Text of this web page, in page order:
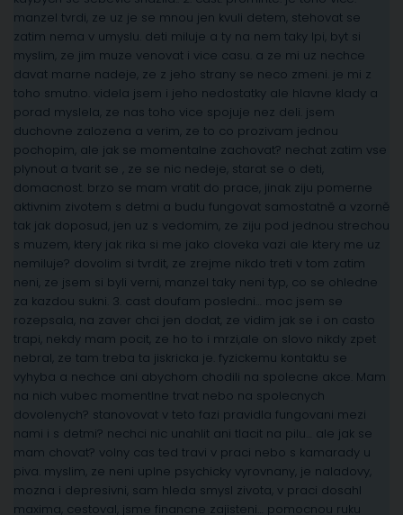
manzel tvrdi, ze uz je se mnou jen kvuli detem, stehovat se
zatim nema v umyslu. deti miluje a ty na nem taky lpi, byt si
myslim, ze jim muze venovat i vice casu. a ze mi uz nechce
davat marne nadeje, ze z jeho strany se neco zmeni. je mi z
toho smutno. videla jsem i jeho nedostatky ale hlavne klady a
porad myslela, ze nas toho vice spojuje nez deli. jsem
duchovne zalozena a verim, ze to co prozivam jednou
pochopim, ale jak se momentalne zachovat? nechat zatim vse
plynout a tvarit se , ze se nic nedeje, starat se o deti,
domacnost. brzo se mam vratit do prace, jinak ziju pomerne
aktivnim zivotem s detmi a budu fungovat samostatně a vzorně
tak jak doposud, jen uz s vedomim, ze ziju pod jednou strechou
s muzem, ktery jak rika si me jako cloveka vazi ale ktery me uz
nemiluje? dovolim si tvrdit, ze zrejme nikdo treti v tom zatim
neni, ze jsem si byli verni, manzel taky neni typ, co se ohledne
za kazdou sukni. 3. cast doufam posledni… moc jsem se
rozepsala, na zaver chci jen dodat, ze vidim jak se i on casto
trapi, nekdy mam pocit, ze ho to i mrzi,ale on slovo nikdy zpet
nebral, ze tam treba ta jiskricka je. fyzickemu kontaktu se
vyhyba a nechce ani abychom chodili na spolecne akce. Mam
na nich vubec momentlne trvat nebo na spolecnych
dovolenych? stanovovat v teto fazi pravidla fungovani mezi
nami i s detmi? nechci nic unahlit ani tlacit na pilu… ale jak se
mam chovat? volny cas ted travi v praci nebo s kamarady u
piva. myslim, ze neni uplne psychicky vyrovnany, je naladovy,
mozna i depresivni, sam hleda smysl zivota, v praci dosahl
maxima, cestoval, jsme financne zajisteni… pomocnou ruku